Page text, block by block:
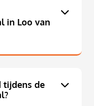
in Loo van
tijdens de